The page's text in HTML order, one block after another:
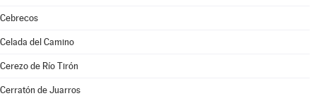
Cebrecos
Celada del Camino
Cerezo de Río Tirón
Cerratón de Juarros